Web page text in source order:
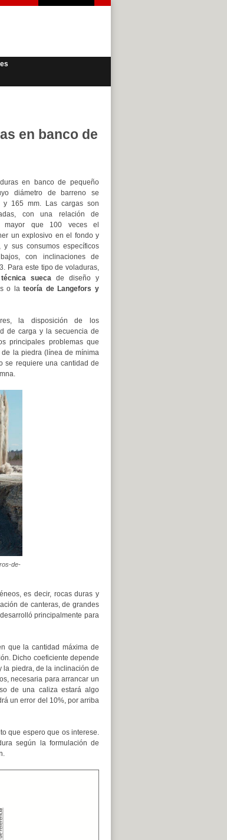
en banco de
en banco de pequeño
diámetro de barreno se
y 165 mm. Las cargas son
con una relación de
mayor que 100 veces el
un explosivo en el fondo y
sus consumos específicos
con inclinaciones de
Para este tipo de voladuras,
técnica suecade diseño y
o lateoría de Langefors y
la disposición de los
de carga y la secuencia de
principales problemas que
la piedra (línea de mínima
se requiere una cantidad de
de-
es decir, rocas duras y
de canteras, de grandes
principalmente para
que la cantidad máxima de
Dicho coeficiente depende
la piedra, de la inclinación de
necesaria para arrancar un
de una caliza estará algo
un error del 10%, por arriba
que espero que os interese.
según la formulación de